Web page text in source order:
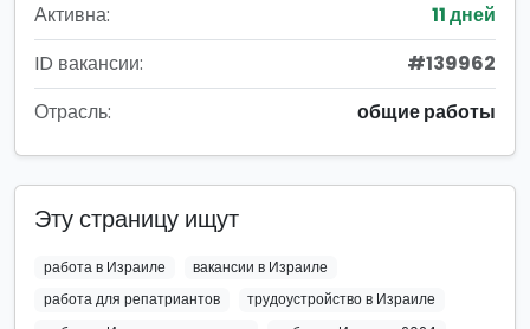
Активна:
11 дней
ID вакансии:
#139962
Отрасль:
общие работы
Эту страницу ищут
работа в Израиле
вакансии в Израиле
работа для репатриантов
трудоустройство в Израиле